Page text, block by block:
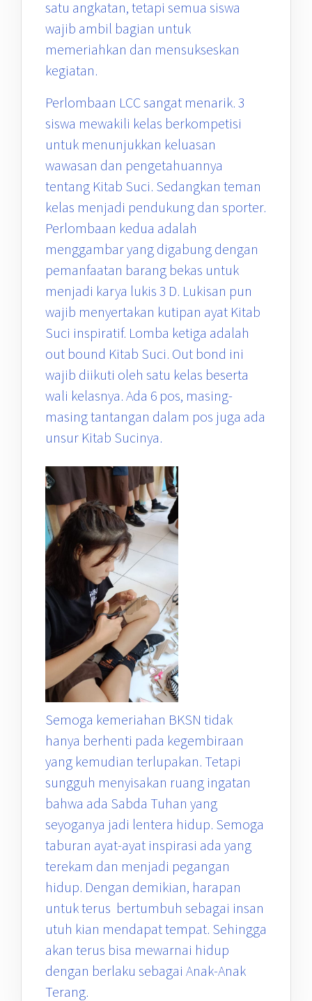
satu angkatan, tetapi semua siswa
wajib ambil bagian untuk
memeriahkan dan mensukseskan
kegiatan.
Perlombaan LCC sangat menarik. 3
siswa mewakili kelas berkompetisi
untuk menunjukkan keluasan
wawasan dan pengetahuannya
tentang Kitab Suci. Sedangkan teman
kelas menjadi pendukung dan sporter.
Perlombaan kedua adalah
menggambar yang digabung dengan
pemanfaatan barang bekas untuk
menjadi karya lukis 3 D. Lukisan pun
wajib menyertakan kutipan ayat Kitab
Suci inspiratif. Lomba ketiga adalah
out bound Kitab Suci. Out bond ini
wajib diikuti oleh satu kelas beserta
wali kelasnya. Ada 6 pos, masing-
masing tantangan dalam pos juga ada
unsur Kitab Sucinya.
Semoga kemeriahan BKSN tidak
hanya berhenti pada kegembiraan
yang kemudian terlupakan. Tetapi
sungguh menyisakan ruang ingatan
bahwa ada Sabda Tuhan yang
seyoganya jadi lentera hidup. Semoga
taburan ayat-ayat inspirasi ada yang
terekam dan menjadi pegangan
hidup. Dengan demikian, harapan
untuk terus bertumbuh sebagai insan
utuh kian mendapat tempat. Sehingga
akan terus bisa mewarnai hidup
dengan berlaku sebagai Anak-Anak
Terang.